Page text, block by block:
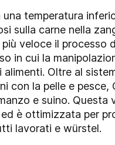
temperatura
sulla carne nella
veloce il processo
in cui la
Oltre al
con la pelle e pesce,
e suino. Questa
è ottimizzata per
lavorati e würstel.